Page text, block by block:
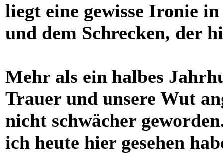
liegt eine gewisse Ironie
und dem Schrecken, der
Mehr als ein halbes
Trauer und unsere Wut
nicht schwächer
ich heute hier gesehen